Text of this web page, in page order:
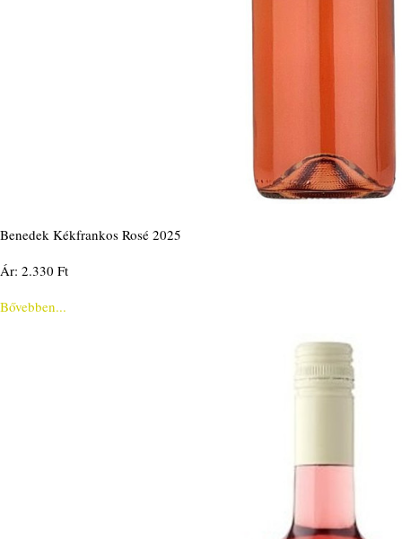
Benedek Kékfrankos Rosé 2025
Ár: 2.330 Ft
Bővebben...